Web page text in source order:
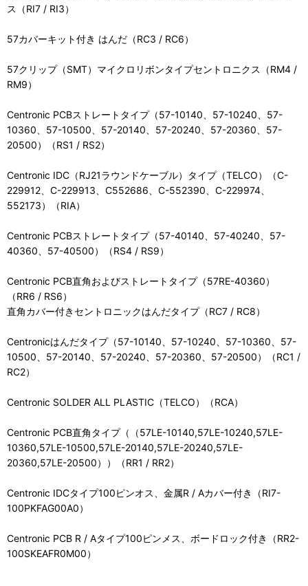
ス（RI7 / RI3）
57カバーキット付き はんだ（RC3 / RC6）
57クリップ（SMT）マイクロリボンタイプセントロニクス（RM4 /
RM9）
Centronic PCBストレートタイプ（57-10140、57-10240、57-
10360、57-10500、57-20140、57-20240、57-20360、57-
20500）（RS1 / RS2）
Centronic IDC（RJ21ラウンドケーブル）タイプ（TELCO）（C-
229912、C-229913、C552686、C-552390、C-229974、
552173）（RIA）
Centronic PCBストレートタイプ（57-40140、57-40240、57-
40360、57-40500）（RS4 / RS9）
Centronic PCB直角およびストレートタイプ（57RE-40360）
（RR6 / RS6）
直角カバー付きセントロニックはんだタイプ（RC7 / RC8）
Centronicはんだタイプ（57-10140、57-10240、57-10360、57-
10500、57-20140、57-20240、57-20360、57-20500）（RC1 /
RC2）
Centronic SOLDER ALL PLASTIC（TELCO）（RCA）
Centronic PCB直角タイプ（（57LE-10140,57LE-10240,57LE-
10360,57LE-10500,57LE-20140,57LE-20240,57LE-
20360,57LE-20500））（RR1 / RR2）
Centronic IDCタイプ100ピンオス、金属R / Aカバー付き（RI7-
100PKFAG00A0）
Centronic PCB R / Aタイプ100ピンメス、ボードロック付き（RR2-
100SKEAFR0M00）